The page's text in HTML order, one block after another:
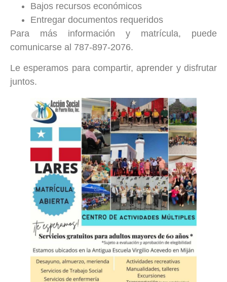
Bajos recursos económicos
Entregar documentos requeridos
Para más información y matrícula, puede
comunicarse al 787-897-2076.
Le esperamos para compartir, aprender y disfrutar
juntos.